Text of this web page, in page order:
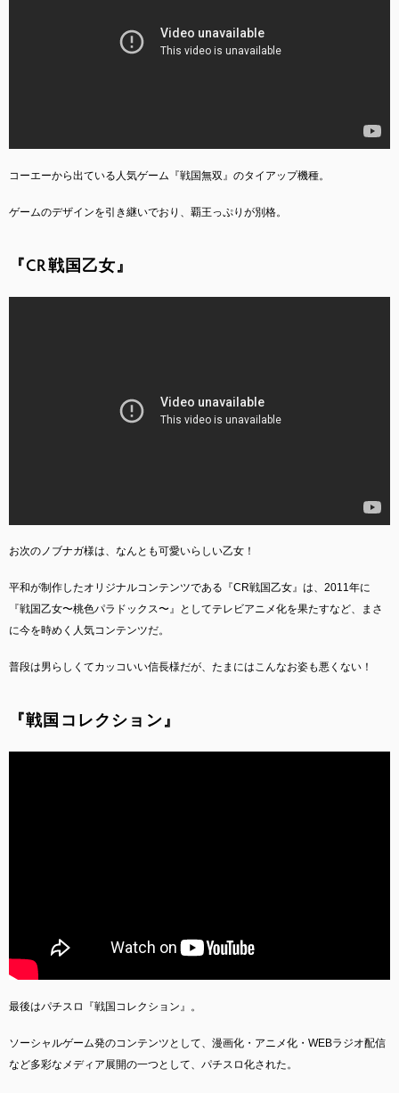
コーエーから出ている人気ゲーム『戦国無双』のタイアップ機種。
ゲームのデザインを引き継いでおり、覇王っぷりが別格。
『CR戦国乙女』
お次のノブナガ様は、なんとも可愛いらしい乙女！
平和が制作したオリジナルコンテンツである『CR戦国乙女』は、2011年に
『戦国乙女〜桃色パラドックス〜』としてテレビアニメ化を果たすなど、まさ
に今を時めく人気コンテンツだ。
普段は男らしくてカッコいい信長様だが、たまにはこんなお姿も悪くない！
『戦国コレクション』
最後はパチスロ『戦国コレクション』。
ソーシャルゲーム発のコンテンツとして、漫画化・アニメ化・WEBラジオ配信
など多彩なメディア展開の一つとして、パチスロ化された。